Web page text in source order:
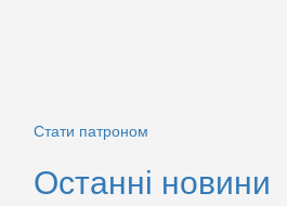
Стати патроном
Останні новини